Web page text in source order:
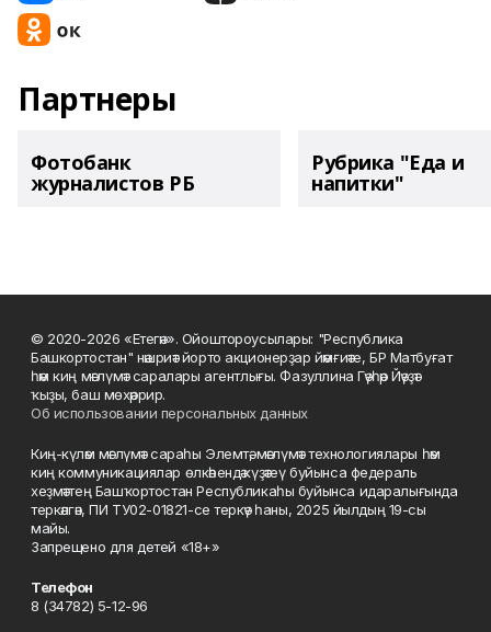
Партнеры
Фотобанк
журналистов РБ
Рубрика "Еда и
напитки"
© 2020-2026 «Етегән». Ойоштороусылары: "Республика
Башкортостан" нәшриәт йорто акционерҙар йәмғиәте, БР Матбуғат
һәм киң мәғлүмәт саралары агентлығы. Фазуллина Гәүһәр Йәүҙәт
ҡыҙы, баш мөхәррир.
Об использовании персональных данных
Киң-күләм мәғлүмәт сараһы Элемтә, мәғлүмәт технологиялары һәм
киң коммуникациялар өлкәһендә күҙәтеү буйынса федераль
хеҙмәттең Башҡортостан Республикаһы буйынса идаралығында
теркәлгән, ПИ ТУ02-01821-се теркәү һаны, 2025 йылдың 19-сы
майы.
Запрещено для детей «18+»
Телефон
8 (34782) 5-12-96